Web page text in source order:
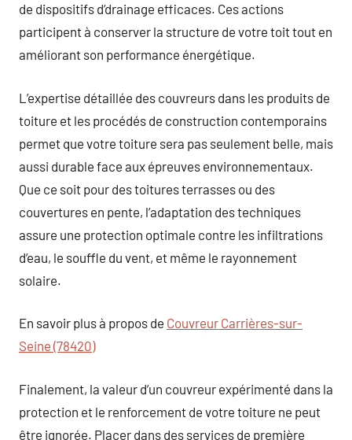
de dispositifs d’drainage efficaces. Ces actions
participent à conserver la structure de votre toit tout en
améliorant son performance énergétique.
L’expertise détaillée des couvreurs dans les produits de
toiture et les procédés de construction contemporains
permet que votre toiture sera pas seulement belle, mais
aussi durable face aux épreuves environnementaux.
Que ce soit pour des toitures terrasses ou des
couvertures en pente, l’adaptation des techniques
assure une protection optimale contre les infiltrations
d’eau, le souffle du vent, et même le rayonnement
solaire.
En savoir plus à propos de Couvreur Carrières-sur-
Seine (78420)
Finalement, la valeur d’un couvreur expérimenté dans la
protection et le renforcement de votre toiture ne peut
être ignorée. Placer dans des services de première